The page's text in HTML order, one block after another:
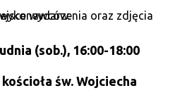
(sob.), 16:00-18:00
św. Wojciecha